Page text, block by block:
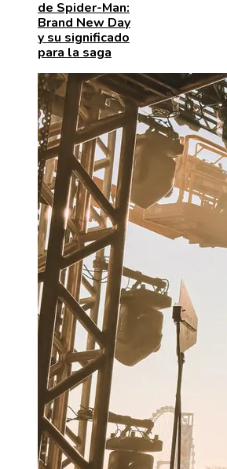
de Spider-Man:
Brand New Day
y su significado
para la saga